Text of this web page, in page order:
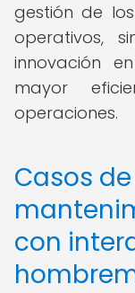
gestión de
operativos,
innovación
mayor
operaciones.
Casos
con